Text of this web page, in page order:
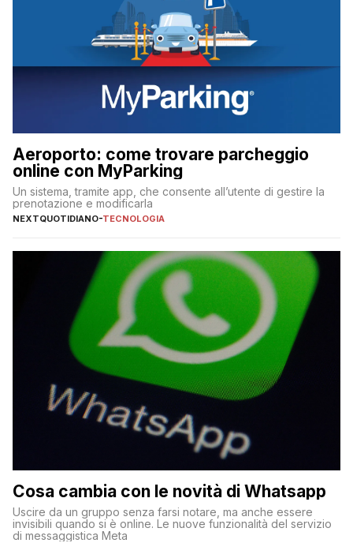
Aeroporto: come trovare parcheggio
online con MyParking
Un sistema, tramite app, che consente all’utente di gestire la
prenotazione e modificarla
NEXTQUOTIDIANO-TECNOLOGIA
Cosa cambia con le novità di Whatsapp
Uscire da un gruppo senza farsi notare, ma anche essere
invisibili quando si è online. Le nuove funzionalità del servizio
di messaggistica Meta